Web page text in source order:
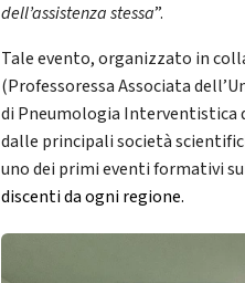
dell’assistenza stessa”.
Tale evento, organizzato in
(Professoressa Associata
di Pneumologia Interventistica
dalle principali società
uno dei primi eventi formativi
discenti da ogni regione.